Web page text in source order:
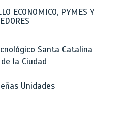
ECONOMICO, PYMES Y
Santa Catalina
la Ciudad
Unidades